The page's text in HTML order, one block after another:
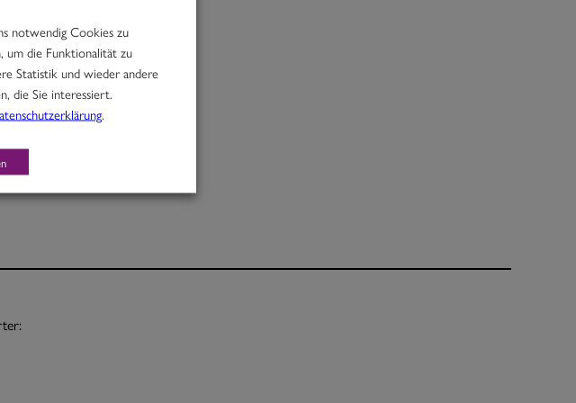
in Kurkuma-Aprikosencurry
notwendig Cookies zu
um die Funktionalität zu
Statistik und wieder andere
die Sie interessiert.